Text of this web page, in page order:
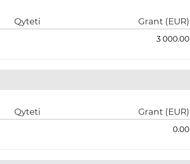
Qyteti Grant (EUR)
3 000.00
Qyteti Grant (EUR)
0.00